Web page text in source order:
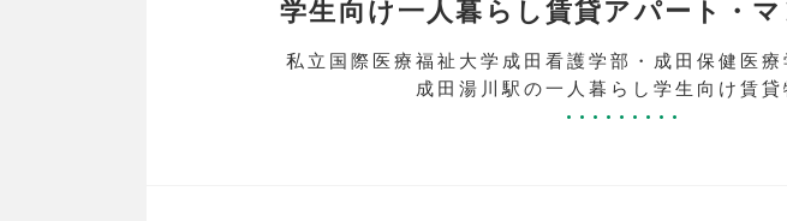
学生向け一人暮らし賃貸アパート・
私立国際医療福祉大学成田看護学部・成田保健医
成田湯川駅の一人暮らし学生向け賃貸